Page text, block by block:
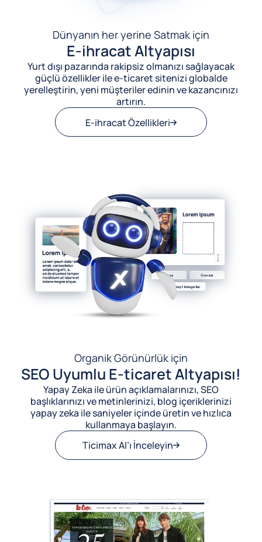
Dünyanın her yerine Satmak için
E-ihracat Altyapısı
Yurt dışı pazarında rakipsiz olmanızı sağlayacak
güçlü özellikler ile e-ticaret sitenizi globalde
yerelleştirin, yeni müşteriler edinin ve kazancınızı
artırın.
E-ihracat Özellikleri
Organik Görünürlük için
SEO Uyumlu E-ticaret Altyapısı!
Yapay Zeka ile ürün açıklamalarınızı, SEO
başlıklarınızı ve metinlerinizi, blog içeriklerinizi
yapay zeka ile saniyeler içinde üretin ve hızlıca
kullanmaya başlayın.
Ticimax AI’ı İnceleyin